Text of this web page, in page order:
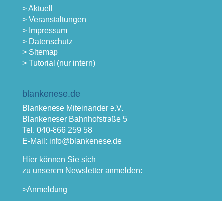
> Aktuell
> Veranstaltungen
> Impressum
> Datenschutz
> Sitemap
> Tutorial (nur intern)
blankenese.de
Blankenese Miteinander e.V.
Blankeneser Bahnhofstraße 5
Tel. 040-866 259 58
E-Mail: info@blankenese.de
Hier können Sie sich
zu unserem Newsletter anmelden:
>Anmeldung